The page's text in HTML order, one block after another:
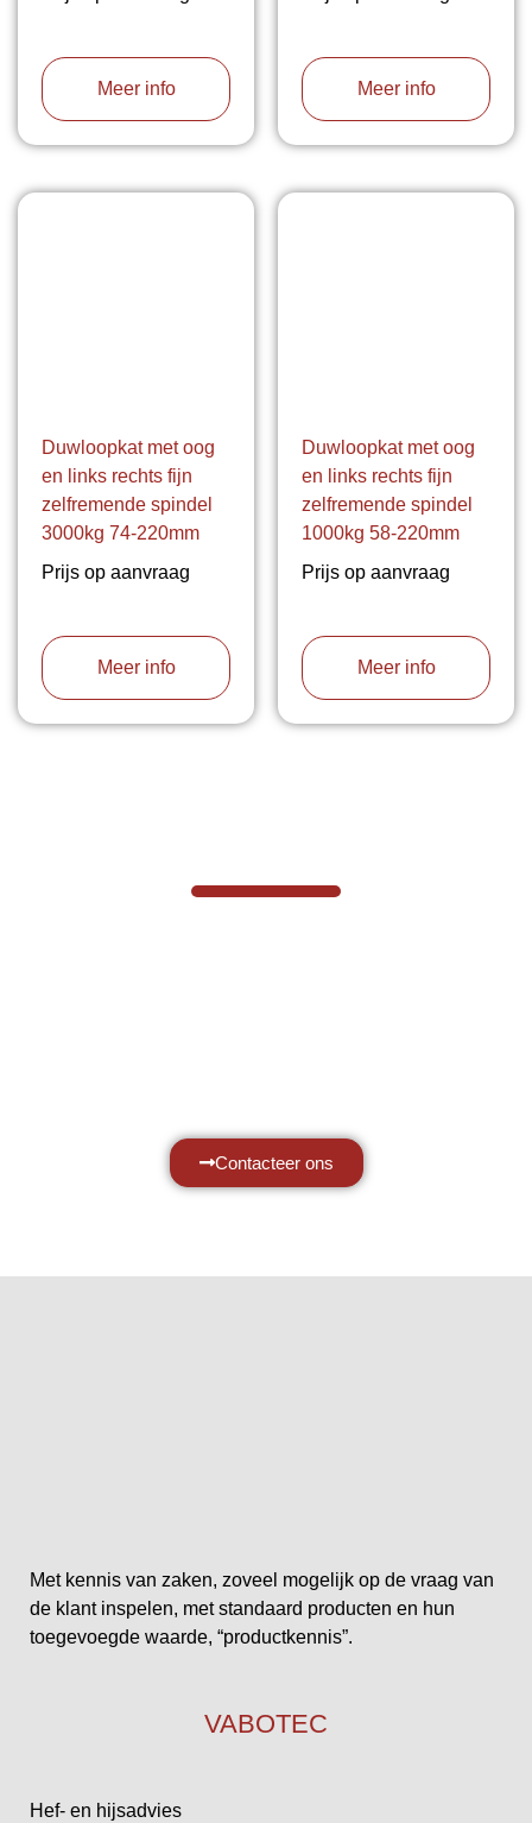
Meer info Meer info
Duwloopkat met oog
en links rechts fijn
zelfremende spindel
3000kg 74-220mm
Prijs op aanvraag
Meer info
Duwloopkat met oog
en links rechts fijn
zelfremende spindel
1000kg 58-220mm
Prijs op aanvraag
Meer info
Contacteer ons
Met kennis van zaken, zoveel mogelijk op de vraag van
de klant inspelen, met standaard producten en hun
toegevoegde waarde, “productkennis”.
VABOTEC
Hef- en hijsadvies